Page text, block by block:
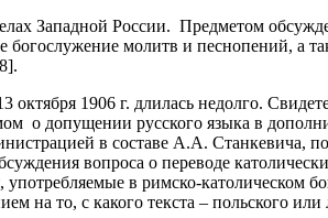
Западной России. Предметом
молитв и песнопений, а
1906 г. длилась недолго.
о допущении русского языка в
в составе А.А. Станкевича,
вопроса о переводе
в римско-католическом
на то, с какого текста – польского